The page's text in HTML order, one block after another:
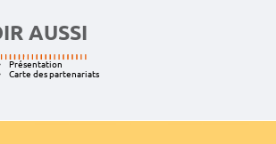
AUSSI
Présentation
Carte des partenariats